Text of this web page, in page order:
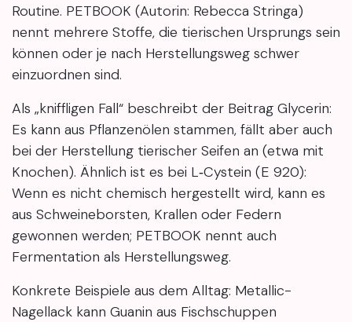
Routine. PETBOOK (Autorin: Rebecca Stringa)
nennt mehrere Stoffe, die tierischen Ursprungs sein
können oder je nach Herstellungsweg schwer
einzuordnen sind.
Als „kniffligen Fall“ beschreibt der Beitrag Glycerin:
Es kann aus Pflanzenölen stammen, fällt aber auch
bei der Herstellung tierischer Seifen an (etwa mit
Knochen). Ähnlich ist es bei L‑Cystein (E 920):
Wenn es nicht chemisch hergestellt wird, kann es
aus Schweineborsten, Krallen oder Federn
gewonnen werden; PETBOOK nennt auch
Fermentation als Herstellungsweg.
Konkrete Beispiele aus dem Alltag: Metallic-
Nagellack kann Guanin aus Fischschuppen